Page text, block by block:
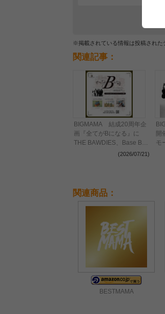
※掲載されている情報は投稿された
関連記事：
BIGMAMA 結成20周年企
画『全てがBになる』に
THE BAWDIES、Base Ball
Bear、BLUE ENCOUNTの
(2026/07/21)
開
モ
関連商品：
BESTMAMA